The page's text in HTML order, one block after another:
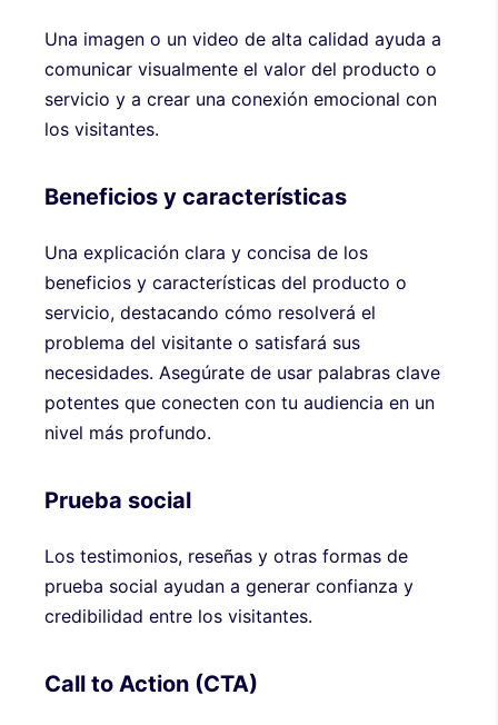
Una imagen o un video de alta calidad ayuda a
comunicar visualmente el valor del producto o
servicio y a crear una conexión emocional con
los visitantes.
Beneficios y características
Una explicación clara y concisa de los
beneficios y características del producto o
servicio, destacando cómo resolverá el
problema del visitante o satisfará sus
necesidades. Asegúrate de usar palabras clave
potentes que conecten con tu audiencia en un
nivel más profundo.
Prueba social
Los testimonios, reseñas y otras formas de
prueba social ayudan a generar confianza y
credibilidad entre los visitantes.
Call to Action (CTA)